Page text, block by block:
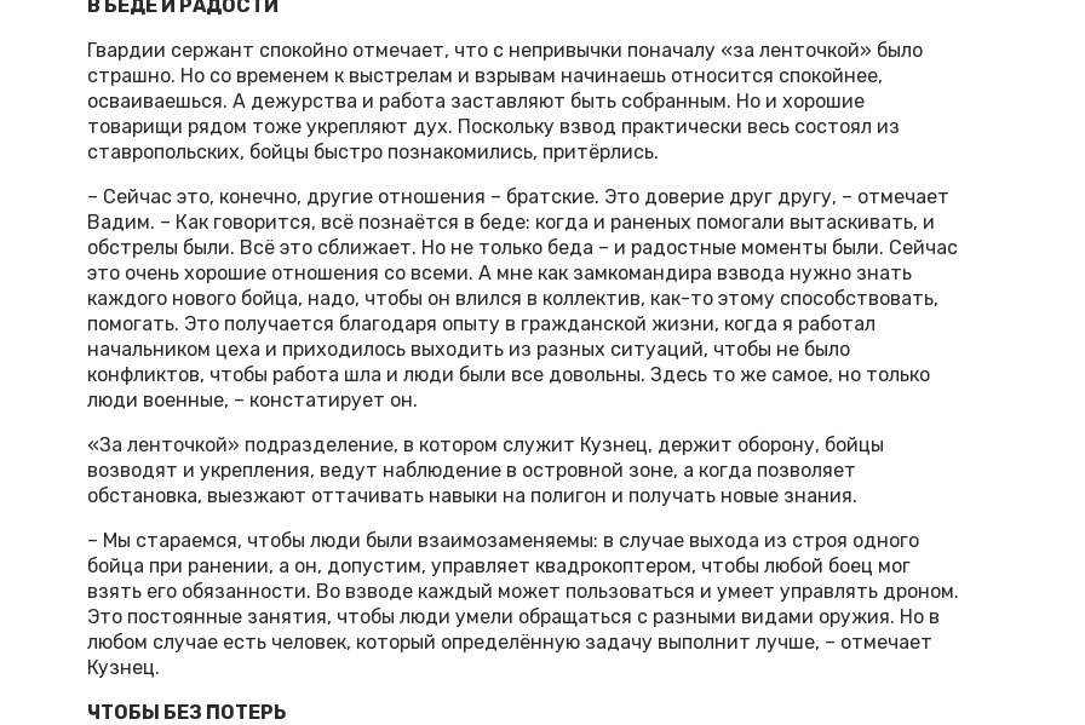
В БЕДЕ И РАДОСТИ
Гвардии сержант спокойно отмечает, что с непривычки поначалу «за ленточкой» было
страшно. Но со временем к выстрелам и взрывам начинаешь относится спокойнее,
осваиваешься. А дежурства и работа заставляют быть собранным. Но и хорошие
товарищи рядом тоже укрепляют дух. Поскольку взвод практически весь состоял из
ставропольских, бойцы быстро познакомились, притёрлись.
– Сейчас это, конечно, другие отношения – братские. Это доверие друг другу, – отмечает
Вадим. – Как говорится, всё познаётся в беде: когда и раненых помогали вытаскивать, и
обстрелы были. Всё это сближает. Но не только беда – и радостные моменты были. Сейчас
это очень хорошие отношения со всеми. А мне как замкомандира взвода нужно знать
каждого нового бойца, надо, чтобы он влился в коллектив, как-то этому способствовать,
помогать. Это получается благодаря опыту в гражданской жизни, когда я работал
начальником цеха и приходилось выходить из разных ситуаций, чтобы не было
конфликтов, чтобы работа шла и люди были все довольны. Здесь то же самое, но только
люди военные, – констатирует он.
«За ленточкой» подразделение, в котором служит Кузнец, держит оборону, бойцы
возводят и укрепления, ведут наблюдение в островной зоне, а когда позволяет
обстановка, выезжают оттачивать навыки на полигон и получать новые знания.
– Мы стараемся, чтобы люди были взаимозаменяемы: в случае выхода из строя одного
бойца при ранении, а он, допустим, управляет квадрокоптером, чтобы любой боец мог
взять его обязанности. Во взводе каждый может пользоваться и умеет управлять дроном.
Это постоянные занятия, чтобы люди умели обращаться с разными видами оружия. Но в
любом случае есть человек, который определённую задачу выполнит лучше, – отмечает
Кузнец.
ЧТОБЫ БЕЗ ПОТЕРЬ